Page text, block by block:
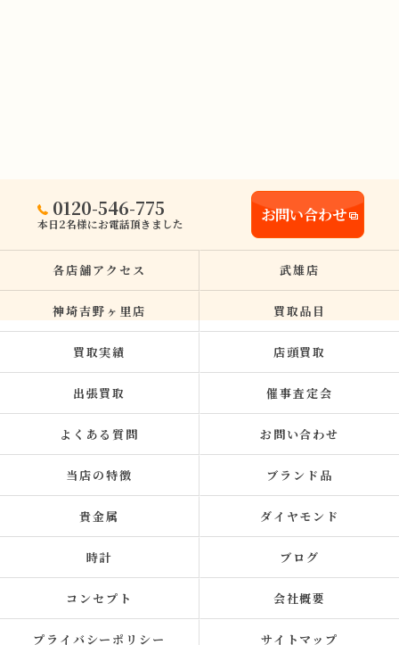
0120-546-775
本日2名様にお電話頂きました お問い合わせ
各店舗アクセス 武雄店
神埼吉野ヶ里店 買取品目
買取実績 店頭買取
出張買取 催事査定会
よくある質問 お問い合わせ
当店の特徴 ブランド品
貴金属 ダイヤモンド
時計 ブログ
コンセプト 会社概要
プライバシーポリシー サイトマップ